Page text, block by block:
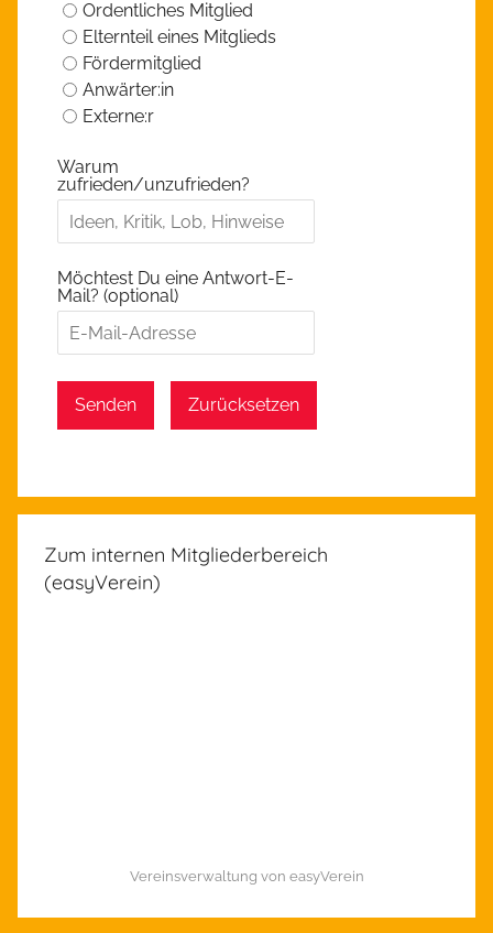
Ordentliches Mitglied
Elternteil eines Mitglieds
Fördermitglied
Anwärter:in
Externe:r
Warum
zufrieden/unzufrieden?
Möchtest Du eine Antwort-E-
Mail? (optional)
Senden Zurücksetzen
Zum internen Mitgliederbereich
(easyVerein)
Vereinsverwaltung von easyVerein